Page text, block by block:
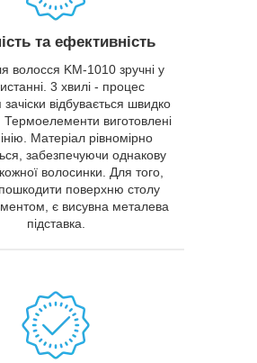
та ефективність
волосся KM-1010 зручні у
3 хвилі - процес
відбувається швидко
Термоелементи виготовлені
Матеріал рівномірно
забезпечуючи однакову
волосинки. Для того,
поверхню столу
є висувна металева
підставка.